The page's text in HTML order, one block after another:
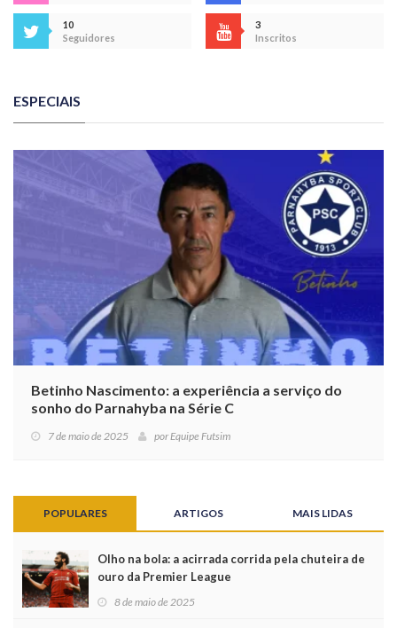
10
Seguidores
3
Inscritos
ESPECIAIS
Betinho Nascimento: a experiência a serviço do
sonho do Parnahyba na Série C
7 de maio de 2025 por Equipe Futsim
POPULARES ARTIGOS MAIS LIDAS
Olho na bola: a acirrada corrida pela chuteira de
ouro da Premier League
8 de maio de 2025